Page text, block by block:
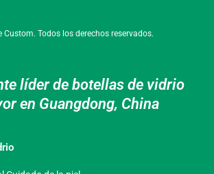
Custom. Todos los derechos reservados.
líder de botellas de vidrio
en Guangdong, China